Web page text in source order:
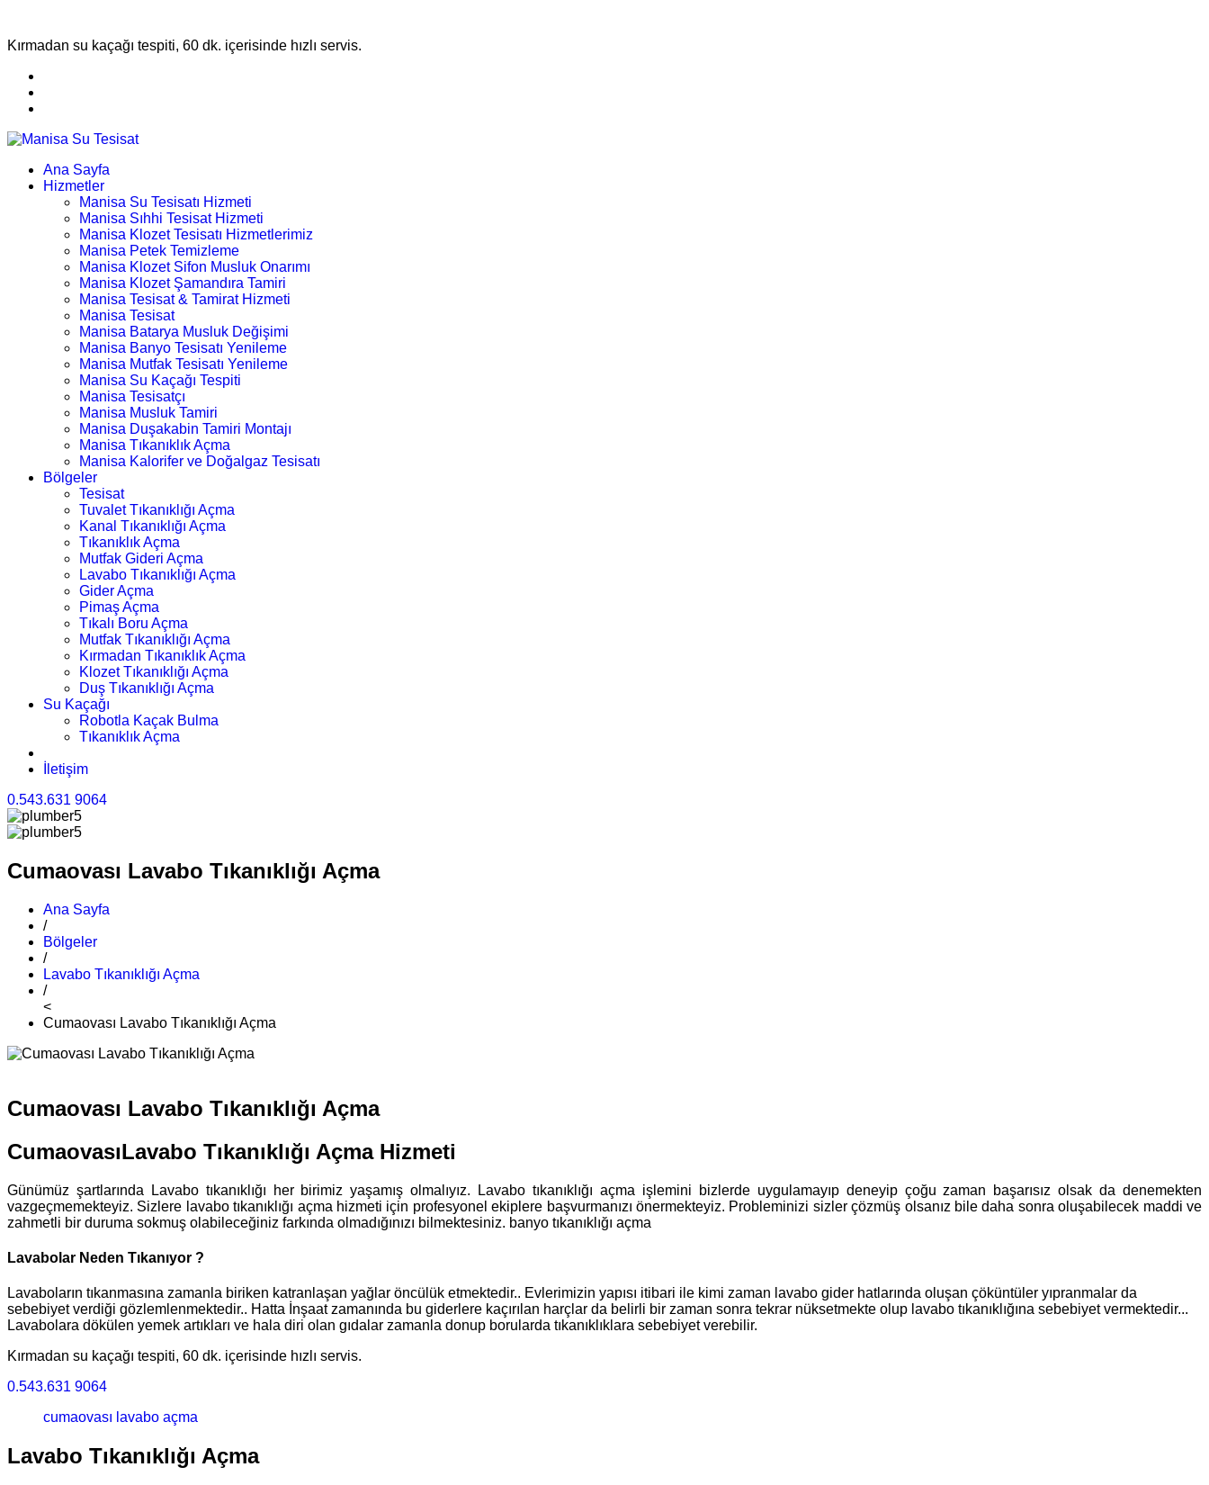
Kırmadan su kaçağı tespiti, 60 dk. içerisinde hızlı servis.
Ana Sayfa
Hizmetler
Manisa Su Tesisatı Hizmeti
Manisa Sıhhi Tesisat Hizmeti
Manisa Klozet Tesisatı Hizmetlerimiz
Manisa Petek Temizleme
Manisa Klozet Sifon Musluk Onarımı
Manisa Klozet Şamandıra Tamiri
Manisa Tesisat & Tamirat Hizmeti
Manisa Tesisat
Manisa Batarya Musluk Değişimi
Manisa Banyo Tesisatı Yenileme
Manisa Mutfak Tesisatı Yenileme
Manisa Su Kaçağı Tespiti
Manisa Tesisatçı
Manisa Musluk Tamiri
Manisa Duşakabin Tamiri Montajı
Manisa Tıkanıklık Açma
Manisa Kalorifer ve Doğalgaz Tesisatı
Bölgeler
Tesisat
Tuvalet Tıkanıklığı Açma
Kanal Tıkanıklığı Açma
Tıkanıklık Açma
Mutfak Gideri Açma
Lavabo Tıkanıklığı Açma
Gider Açma
Pimaş Açma
Tıkalı Boru Açma
Mutfak Tıkanıklığı Açma
Kırmadan Tıkanıklık Açma
Klozet Tıkanıklığı Açma
Duş Tıkanıklığı Açma
Su Kaçağı
Robotla Kaçak Bulma
Tıkanıklık Açma
İletişim
0.543.631 9064
Cumaovası Lavabo Tıkanıklığı Açma
Ana Sayfa
/
Bölgeler
/
Lavabo Tıkanıklığı Açma
/
<
Cumaovası Lavabo Tıkanıklığı Açma
Cumaovası Lavabo Tıkanıklığı Açma
CumaovasıLavabo Tıkanıklığı Açma Hizmeti
Günümüz şartlarında Lavabo tıkanıklığı her birimiz yaşamış olmalıyız. Lavabo tıkanıklığı açma işlemini bizlerde uygulamayıp deneyip çoğu zaman başarısız olsak da denemekten
vazgeçmemekteyiz. Sizlere lavabo tıkanıklığı açma hizmeti için profesyonel ekiplere başvurmanızı önermekteyiz. Probleminizi sizler çözmüş olsanız bile daha sonra oluşabilecek maddi ve
zahmetli bir duruma sokmuş olabileceğiniz farkında olmadığınızı bilmektesiniz. banyo tıkanıklığı açma
Lavabolar Neden Tıkanıyor ?
Lavaboların tıkanmasına zamanla biriken katranlaşan yağlar öncülük etmektedir.. Evlerimizin yapısı itibari ile kimi zaman lavabo gider hatlarında oluşan çöküntüler yıpranmalar da
sebebiyet verdiği gözlemlenmektedir.. Hatta İnşaat zamanında bu giderlere kaçırılan harçlar da belirli bir zaman sonra tekrar nüksetmekte olup lavabo tıkanıklığına sebebiyet vermektedir...
Lavabolara dökülen yemek artıkları ve hala diri olan gıdalar zamanla donup borularda tıkanıklıklara sebebiyet verebilir.
Kırmadan su kaçağı tespiti, 60 dk. içerisinde hızlı servis.
0.543.631 9064
cumaovası lavabo açma
Lavabo Tıkanıklığı Açma